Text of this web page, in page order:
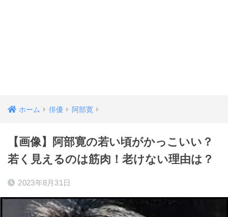
ホーム 俳優 阿部寛
【画像】阿部寛の若い頃がかっこいい？
若く見えるのは筋肉！老けない理由は？
2023年8月31日